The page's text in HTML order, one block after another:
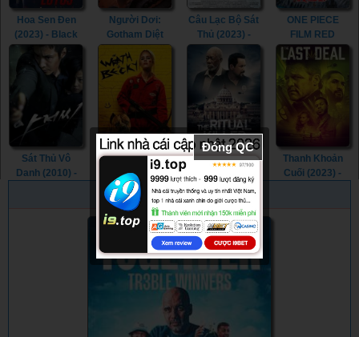
Hoa Sen Đen
(2023) - Black
Lotus (2023)
Người Dơi:
Gotham Diệt
Vong (2023) -
Batman: The
Doom That
Came to
Gotham (2023)
Câu Lạc Bộ Sát
Thủ (2023) -
Assassin Club
(2023)
ONE PIECE
FILM RED
(2022) - ONE
PIECE FILM
RED (2022)
Sát Thủ Vô
Danh (2010) -
Cơn Thịnh Nộ
Của Becky
(2023) - The
Wrath of Becky
(2023)
Nghi Thức Tử
Thần (2023) -
The Ritual Killer
(2023)
Thanh Khoản
Cuối (2023) -
PHIM NGẪU NHIÊN
Đóng QC